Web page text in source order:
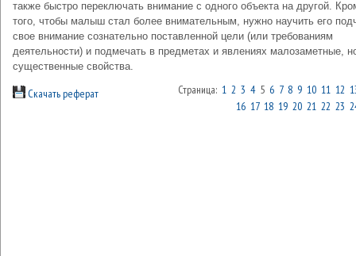
также быстро переключать внимание с одного объекта на другой.
того, чтобы малыш стал более внимательным, нужно научить его
свое внимание сознательно поставленной цели (или требованиям
деятельности) и подмечать в предметах и явлениях малозаметные,
существенные свойства.
Скачать реферат Страница: 1 2 3 45 6 7 8 9 10 11 12
16 17 18 19 20 21 22 23